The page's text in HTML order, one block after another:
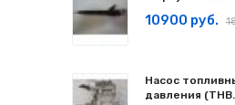
10900 руб.
Насос
давления